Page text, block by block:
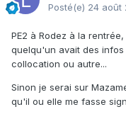
Posté(e) 24 août
PE2 à Rodez à la
quelqu'un avait des
collocation ou autre...
Sinon je serai sur
qu'il ou elle me fasse